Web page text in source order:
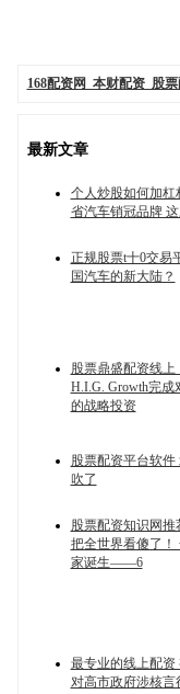
168配资网_本财配资_股票
最新文章
个人炒股如何加杠
省汽车销冠品牌
正规股票t十0交易
国汽车的新大陆？
股票鼎盛配资线上
H.I.G. Growth完成
的战略投资
股票配资平台软
吹了
股票配资知识网
把全世界看傻了！
家诞生——6
最专业的线上配资
对高市政府涉核言